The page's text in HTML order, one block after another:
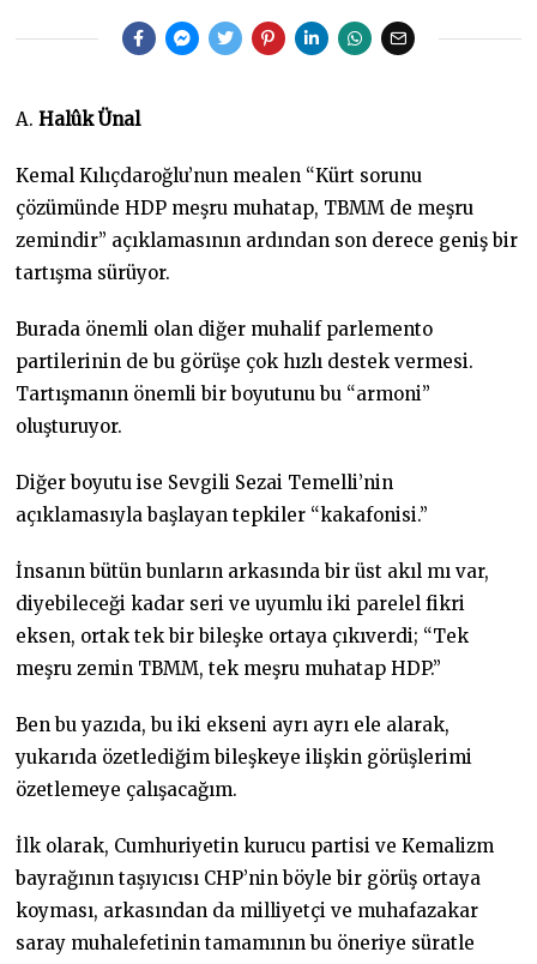
2
0
K
2
0
A.Halûk Ünal
Kemal Kılıçdaroğlu’nun mealen “Kürt sorunu
çözümünde HDP meşru muhatap, TBMM de meşru
zemindir” açıklamasının ardından son derece geniş bir
tartışma sürüyor.
Burada önemli olan diğer muhalif parlemento
partilerinin de bu görüşe çok hızlı destek vermesi.
Tartışmanın önemli bir boyutunu bu “armoni”
oluşturuyor.
Diğer boyutu ise Sevgili Sezai Temelli’nin
açıklamasıyla başlayan tepkiler “kakafonisi.”
İnsanın bütün bunların arkasında bir üst akıl mı var,
diyebileceği kadar seri ve uyumlu iki parelel fikri
eksen, ortak tek bir bileşke ortaya çıkıverdi; “Tek
meşru zemin TBMM, tek meşru muhatap HDP.”
Ben bu yazıda, bu iki ekseni ayrı ayrı ele alarak,
yukarıda özetlediğim bileşkeye ilişkin görüşlerimi
özetlemeye çalışacağım.
İlk olarak, Cumhuriyetin kurucu partisi ve Kemalizm
bayrağının taşıyıcısı CHP’nin böyle bir görüş ortaya
koyması, arkasından da milliyetçi ve muhafazakar
saray muhalefetinin tamamının bu öneriye süratle